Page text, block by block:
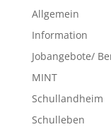
Allgemein
Information
Jobangebote/
MINT
Schullandheim
Schulleben